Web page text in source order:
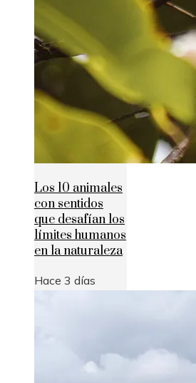
Los 10 animales
con sentidos
que desafían los
límites humanos
en la naturaleza
Hace 3 días